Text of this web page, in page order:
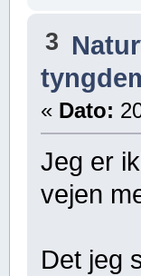
3
« Dato:
Jeg er
vejen
Det jeg